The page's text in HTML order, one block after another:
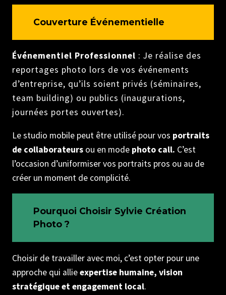
Couverture Événementielle
Événementiel Professionnel : Je réalise des
reportages photo lors de vos événements
d’entreprise, qu’ils soient privés (séminaires,
team building) ou publics (inaugurations,
journées portes ouvertes).
Le studio mobile peut être utilisé pour vos portraits
de collaborateurs ou en mode photo call. C’est
l’occasion d’uniformiser vos portraits pros ou au de
créer un moment de complicité.
Pourquoi Choisir Sylvie Création
Photo ?
Choisir de travailler avec moi, c’est opter pour une
approche qui allieexpertise humaine, vision
stratégique et engagement local.